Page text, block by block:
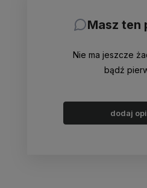
Masz ten
Nie ma jeszcze
bądź
dodaj